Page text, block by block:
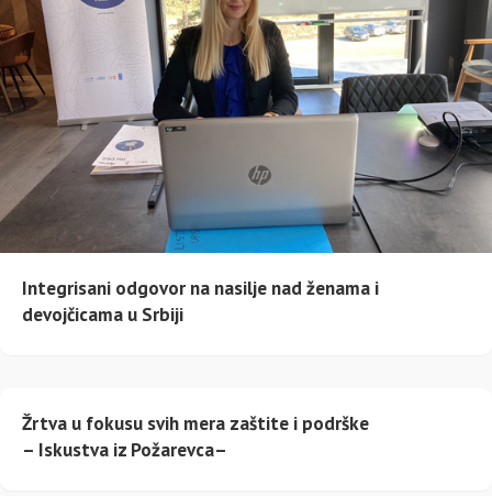
Integrisani odgovor na nasilje nad ženama i
devojčicama u Srbiji
Žrtva u fokusu svih mera zaštite i podrške
– Iskustva iz Požarevca–